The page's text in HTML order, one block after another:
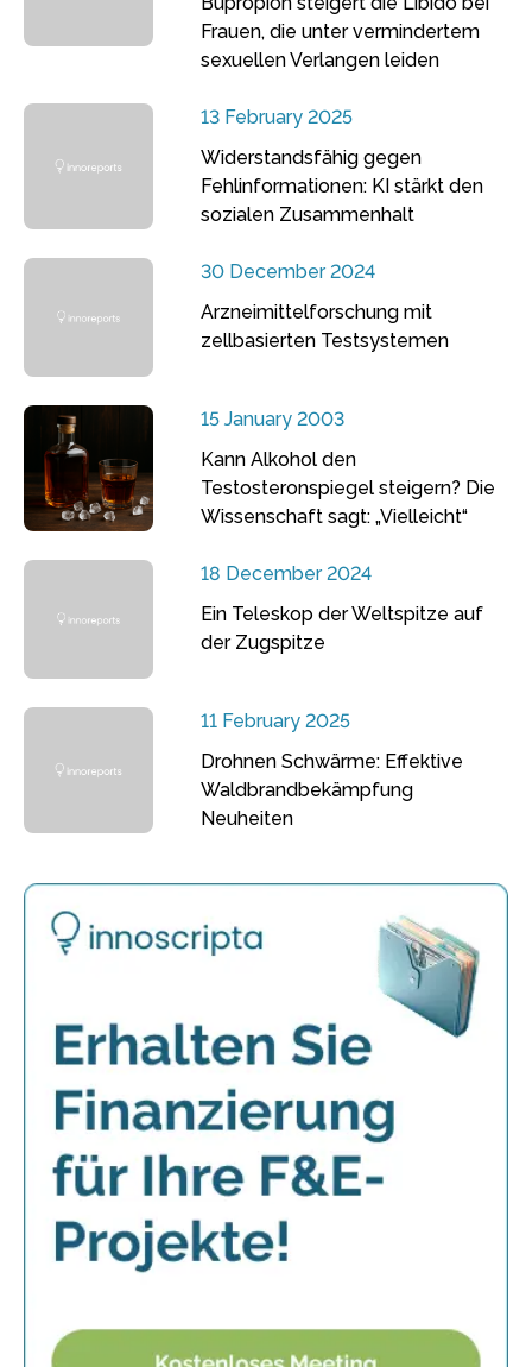
Frauen, die unter vermindertem
sexuellen Verlangen leiden
13 February 2025
Widerstandsfähig gegen
Fehlinformationen: KI stärkt den
sozialen Zusammenhalt
30 December 2024
Arzneimittelforschung mit
zellbasierten Testsystemen
15 January 2003
Kann Alkohol den
Testosteronspiegel steigern? Die
Wissenschaft sagt: „Vielleicht“
18 December 2024
Ein Teleskop der Weltspitze auf
der Zugspitze
11 February 2025
Drohnen Schwärme: Effektive
Waldbrandbekämpfung
Neuheiten